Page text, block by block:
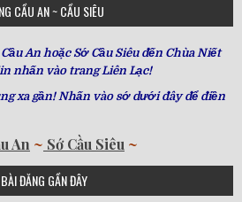
CẦU AN ~ CẦU SIÊU
An hoặc Sớ Cầu Siêu đến Chùa Niết
nhấn vào trang Liên Lạc!
xa gần! Nhấn vào sớ dưới đây để điền
An ~ Sớ Cầu Siêu ~
BÀI ĐĂNG GẦN ĐÂY